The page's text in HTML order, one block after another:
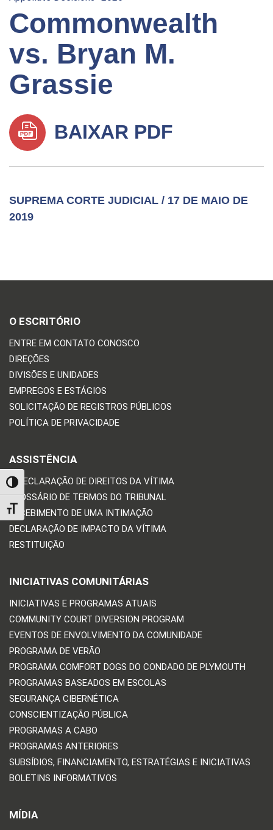
TOGGLE HIGH CONTRAST
TOGGLE FONT SIZE
Commonwealth
vs. Bryan M.
Grassie
BAIXAR PDF
SUPREMA CORTE JUDICIAL / 17 DE MAIO DE
2019
O ESCRITÓRIO
ENTRE EM CONTATO CONOSCO
DIREÇÕES
DIVISÕES E UNIDADES
EMPREGOS E ESTÁGIOS
SOLICITAÇÃO DE REGISTROS PÚBLICOS
POLÍTICA DE PRIVACIDADE
ASSISTÊNCIA
A DECLARAÇÃO DE DIREITOS DA VÍTIMA
GLOSSÁRIO DE TERMOS DO TRIBUNAL
RECEBIMENTO DE UMA INTIMAÇÃO
DECLARAÇÃO DE IMPACTO DA VÍTIMA
RESTITUIÇÃO
INICIATIVAS COMUNITÁRIAS
INICIATIVAS E PROGRAMAS ATUAIS
COMMUNITY COURT DIVERSION PROGRAM
EVENTOS DE ENVOLVIMENTO DA COMUNIDADE
PROGRAMA DE VERÃO
PROGRAMA COMFORT DOGS DO CONDADO DE PLYMOUTH
PROGRAMAS BASEADOS EM ESCOLAS
SEGURANÇA CIBERNÉTICA
CONSCIENTIZAÇÃO PÚBLICA
PROGRAMAS A CABO
PROGRAMAS ANTERIORES
SUBSÍDIOS, FINANCIAMENTO, ESTRATÉGIAS E INICIATIVAS
BOLETINS INFORMATIVOS
MÍDIA